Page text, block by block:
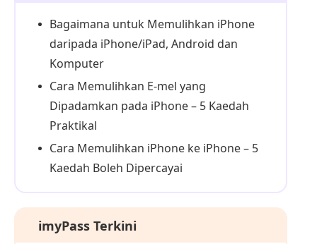
Bagaimana untuk Memulihkan iPhone
daripada iPhone/iPad, Android dan
Komputer
Cara Memulihkan E-mel yang
Dipadamkan pada iPhone – 5 Kaedah
Praktikal
Cara Memulihkan iPhone ke iPhone – 5
Kaedah Boleh Dipercayai
imyPass Terkini